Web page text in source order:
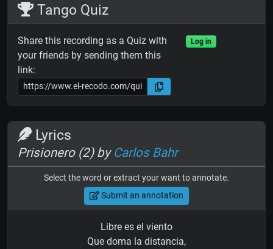
Tango Quiz
Share this recording as a Quiz with
your friends by sending them this
link:
Log in
Lyrics
Prisionero (2) by Carlos Bahr
Select the word or extract your want to annotate.
Submit an annotation
Libre es el viento
Que doma la distancia,